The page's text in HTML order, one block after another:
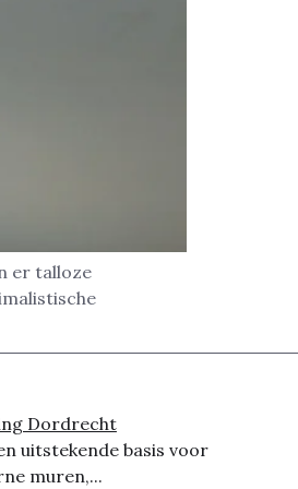
er talloze
Dordrecht
uitstekende basis voor
muren,...